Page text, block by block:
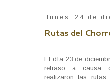
lunes, 24 de
Rutas del
El día 23 de
retraso a causa
realizaron las